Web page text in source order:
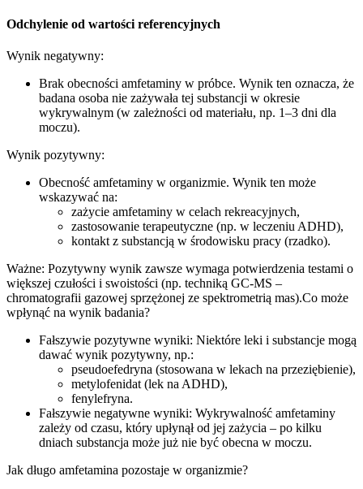
Odchylenie od wartości referencyjnych
Wynik negatywny:
Brak obecności amfetaminy w próbce. Wynik ten oznacza, że
badana osoba nie zażywała tej substancji w okresie
wykrywalnym (w zależności od materiału, np. 1–3 dni dla
moczu).
Wynik pozytywny:
Obecność amfetaminy w organizmie. Wynik ten może
wskazywać na:
zażycie amfetaminy w celach rekreacyjnych,
zastosowanie terapeutyczne (np. w leczeniu ADHD),
kontakt z substancją w środowisku pracy (rzadko).
Ważne: Pozytywny wynik zawsze wymaga potwierdzenia testami o
większej czułości i swoistości (np. techniką GC-MS –
chromatografii gazowej sprzężonej ze spektrometrią mas).Co może
wpłynąć na wynik badania?
Fałszywie pozytywne wyniki: Niektóre leki i substancje mogą
dawać wynik pozytywny, np.:
pseudoefedryna (stosowana w lekach na przeziębienie),
metylofenidat (lek na ADHD),
fenylefryna.
Fałszywie negatywne wyniki: Wykrywalność amfetaminy
zależy od czasu, który upłynął od jej zażycia – po kilku
dniach substancja może już nie być obecna w moczu.
Jak długo amfetamina pozostaje w organizmie?